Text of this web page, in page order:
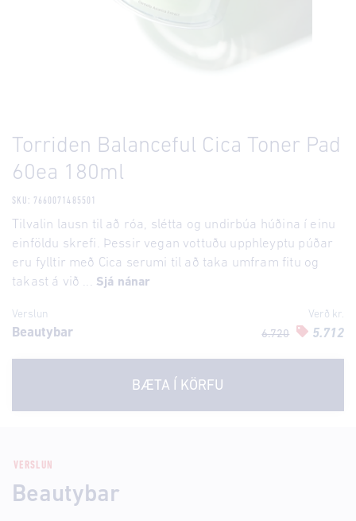
Torriden Balanceful Cica Toner Pad
60ea 180ml
SKU: 7660071485501
Tilvalin lausn til að róa, slétta og undirbúa húðina í einu
einföldu skrefi. Þessir vegan vottuðu upphleyptu púðar
eru fylltir með Cica serumi til að taka umfram fitu og
takast á við ... Sjá nánar
Verslun Verð kr.
Beautybar 6.720 5.712
BÆTA Í KÖRFU
VERSLUN
Beautybar